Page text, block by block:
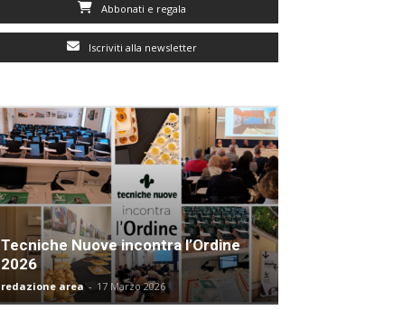
Abbonati e regala
Iscriviti alla newsletter
Tecniche Nuove incontra l’Ordine
2026
redazione area - 17 Marzo 2026